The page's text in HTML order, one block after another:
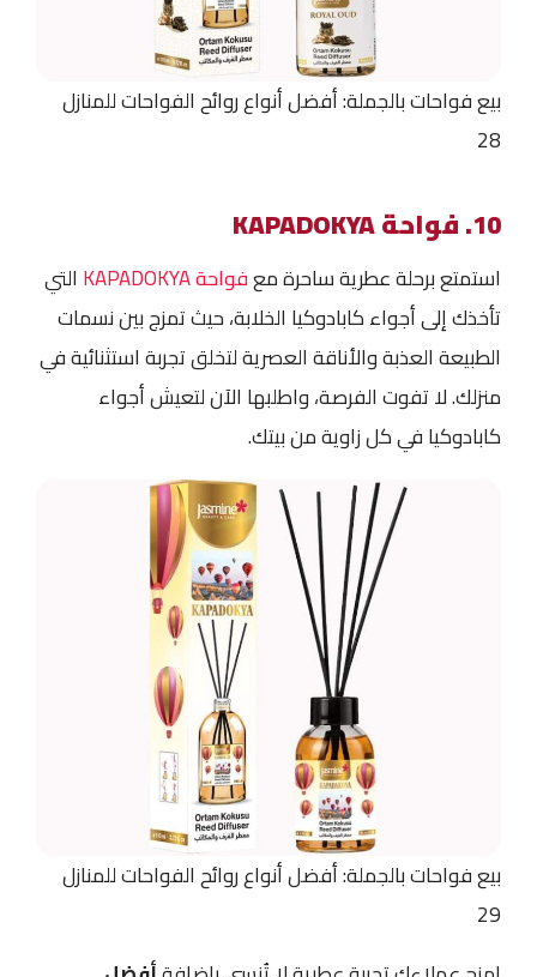
بيع فواحات بالجملة: أفضل أنواع روائح الفواحات للمنازل
28
10. فواحة KAPADOKYA
استمتع برحلة عطرية ساحرة معفواحة KAPADOKYA
التي
تأخذك إلى أجواء كابادوكيا الخلابة، حيث تمزج بين نسمات
الطبيعة العذبة والأناقة العصرية لتخلق تجربة استثنائية في
منزلك. لا تفوت الفرصة، واطلبها الآن لتعيش أجواء
كابادوكيا في كل زاوية من بيتك.
بيع فواحات بالجملة: أفضل أنواع روائح الفواحات للمنازل
29